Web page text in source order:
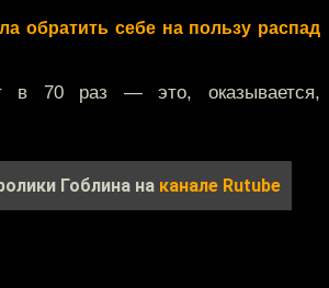
обратить себе на пользу распад
в 70 раз — это, оказывается,
Гоблина на канале Rutube